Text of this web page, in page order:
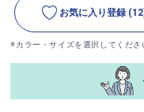
お気に入り登録
※カラー・サイズを選択してくださ